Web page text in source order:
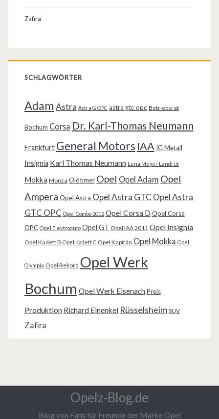
Zafira
SCHLAGWÖRTER
AdamAstra Astra G OPC astra gtc opc Betriebsrat
Bochum Corsa Dr. Karl-Thomas Neumann
Frankfurt General Motors IAA IG Metall
Insignia Karl Thomas Neumann Lena Meyer Landrut
Mokka Monza Oldtimer Opel Opel Adam Opel
Ampera Opel Astra Opel Astra GTC Opel Astra
GTC OPC Opel Combo 2012 Opel Corsa D Opel Corsa
OPC Opel Elektroauto Opel GT Opel IAA 2011 Opel Insignia
Opel Kadett B Opel Kadett C Opel Kapitän Opel Mokka Opel
Olympia Opel Rekord Opel Werk
Bochum Opel Werk Eisenach Preis
Produktion Richard Einenkel Rüsselsheim SUV
Zafira
Opelz-Blog.de
Blog von Fans für Freunde der Marke Opel